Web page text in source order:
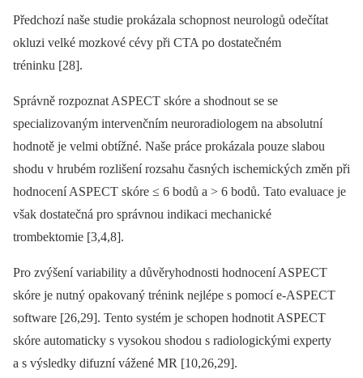
Předchozí naše studie prokázala schopnost neurologů odečítat
okluzi velké mozkové cévy při CTA po dostatečném
tréninku [28].
Správně rozpoznat ASPECT skóre a shodnout se se
specializovaným intervenčním neuroradiologem na absolutní
hodnotě je velmi obtížné. Naše práce prokázala pouze slabou
shodu v hrubém rozlišení rozsahu časných ischemických změn při
hodnocení ASPECT skóre ≤ 6 bodů a > 6 bodů. Tato evaluace je
však dostatečná pro správnou indikaci mechanické
trombektomie [3,4,8].
Pro zvýšení variability a důvěryhodnosti hodnocení ASPECT
skóre je nutný opakovaný trénink nejlépe s pomocí e-ASPECT
software [26,29]. Tento systém je schopen hodnotit ASPECT
skóre automaticky s vysokou shodou s radiologickými experty
a s výsledky difuzní vážené MR [10,26,29].